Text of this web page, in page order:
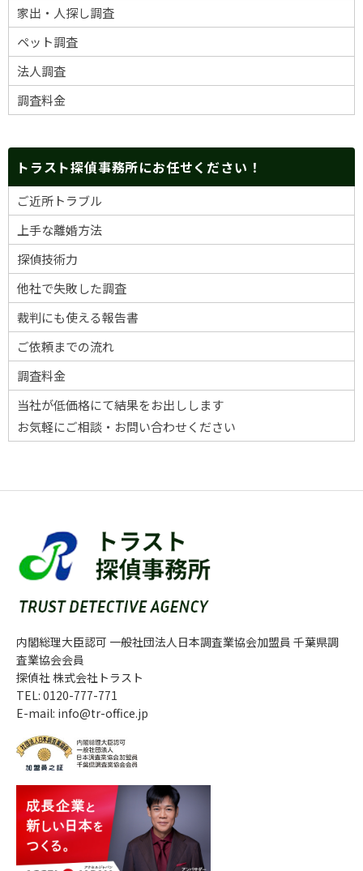
家出・人探し調査
ペット調査
法人調査
調査料金
トラスト探偵事務所にお任せください！
ご近所トラブル
上手な離婚方法
探偵技術力
他社で失敗した調査
裁判にも使える報告書
ご依頼までの流れ
調査料金
当社が低価格にて結果をお出しします
お気軽にご相談・お問い合わせください
内閣総理大臣認可 一般社団法人日本調査業協会加盟員 千葉県調
査業協会会員
探偵社 株式会社トラスト
TEL: 0120-777-771
E-mail: info@tr-office.jp